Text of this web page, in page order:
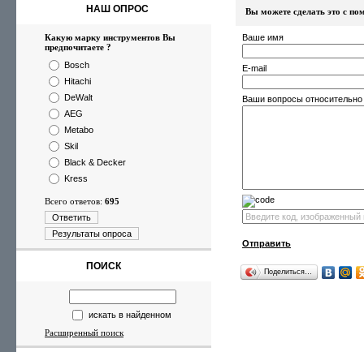
НАШ ОПРОС
Какую марку инструментов Вы
предпочитаете ?
Bosch
Hitachi
DeWalt
AEG
Metabo
Skil
Black & Decker
Kress
Всего ответов: 695
Ответить
Результаты опроса
ПОИСК
искать в найденном
Расширенный поиск
Вы можете сделать это с
Ваше имя
E-mail
Ваши вопросы относительно
Отправить
Поделиться…